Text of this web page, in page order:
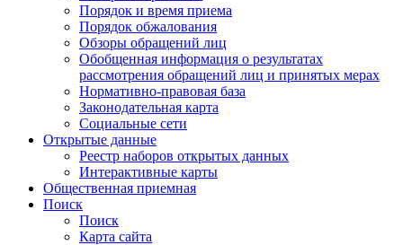
Порядок и время приема
Порядок обжалования
Обзоры обращений лиц
Обобщенная информация о результатах
рассмотрения обращений лиц и принятых мерах
Нормативно-правовая база
Законодательная карта
Социальные сети
Открытые данные
Реестр наборов открытых данных
Интерактивные карты
Общественная приемная
Поиск
Поиск
Карта сайта